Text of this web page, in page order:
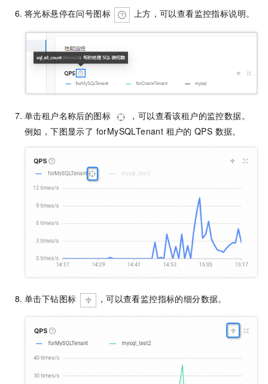
将光标悬停在问号图标 上方，可以查看监控指标说明。
单击租户名称后的图标
，可以查看该租户的监控数据。
例如，下图显示了 forMySQLTenant 租户的 QPS 数据。
单击下钻图标 ，可以查看监控指标的细分数据。